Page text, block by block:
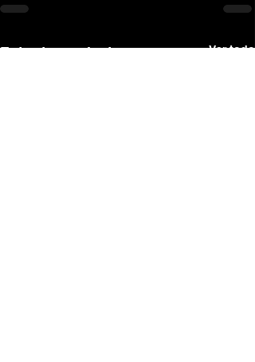
Entradas recientes Ver todo